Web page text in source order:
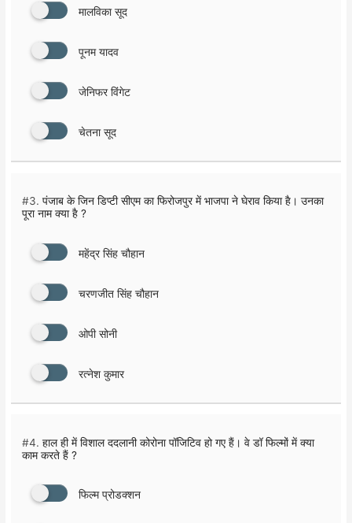
मालविका सूद
पूनम यादव
जेनिफर विंगेट
चेतना सूद
#3. पंजाब के जिन डिप्टी सीएम का फिरोजपुर में भाजपा ने घेराव किया है। उनका
पूरा नाम क्या है ?
महेंद्र सिंह चौहान
चरणजीत सिंह चौहान
ओपी सोनी
रत्नेश कुमार
#4. हाल ही में विशाल ददलानी कोरोना पाॅजिटिव हो गए हैं। वे डॉ फिल्मों में क्या
काम करते हैं ?
फिल्म प्रोडक्शन